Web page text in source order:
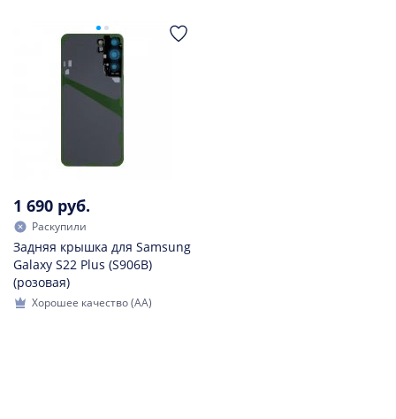
1 690 руб.
Раскупили
Задняя крышка для Samsung
Galaxy S22 Plus (S906B)
(розовая)
Хорошее качество (AA)